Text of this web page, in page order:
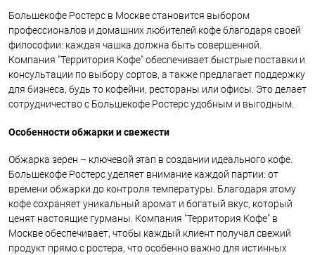
Большекофе Ростерс в Москве становится выбором
профессионалов и домашних любителей кофе благодаря своей
философии: каждая чашка должна быть совершенной.
Компания "Территория Кофе" обеспечивает быстрые поставки и
консультации по выбору сортов, а также предлагает поддержку
для бизнеса, будь то кофейни, рестораны или офисы. Это делает
сотрудничество с Большекофе Ростерс удобным и выгодным.
Особенности обжарки и свежести
Обжарка зерен – ключевой этап в создании идеального кофе.
Большекофе Ростерс уделяет внимание каждой партии: от
времени обжарки до контроля температуры. Благодаря этому
кофе сохраняет уникальный аромат и богатый вкус, который
ценят настоящие гурманы. Компания "Территория Кофе" в
Москве обеспечивает, чтобы каждый клиент получал свежий
продукт прямо с ростера, что особенно важно для истинных